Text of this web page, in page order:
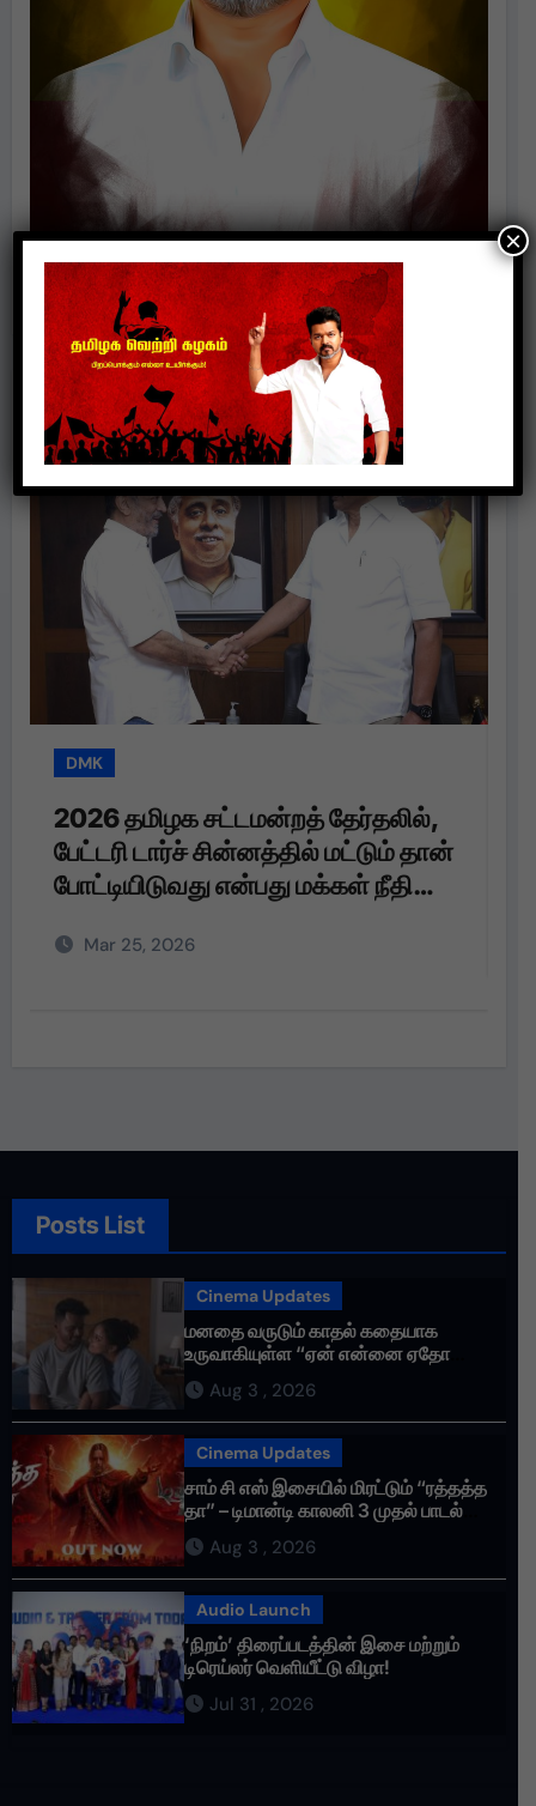
Politics
DMK
2026 தமிழக சட்டமன்றத் தேர்தலில்,
பேட்டரி டார்ச் சின்னத்தில் மட்டும் தான்
போட்டியிடுவது என்பது மக்கள் நீதி
என்பது எங்களுக்கு வெறும்
Mar 25, 2026
Posts List
Cinema Updates
மனதை வருடும் காதல் கதையாக
உருவாகியுள்ள “ஏன் என்னை ஏதோ
செய்தாய்” – டீசர் வெளியானது !
Aug 3 , 2026
Cinema Updates
சாம் சி எஸ் இசையில் மிரட்டும் “ரத்தத்த
தா” – டிமான்டி காலனி 3 முதல் பாடல்
ரசிகர்களை கவர்ந்து வருகிறது!
Aug 3 , 2026
Audio Launch
‘நிறம்’ திரைப்படத்தின் இசை மற்றும்
டிரெய்லர் வெளியீட்டு விழா!
Jul 31 , 2026
×